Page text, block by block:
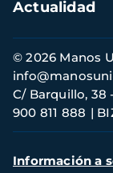
Actualidad
Información
de
contacto
© 2026 Manos
C/ Barquillo, 38
900 811 888
Menú
Información a